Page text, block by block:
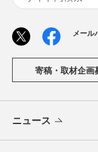
メール
寄稿・取材企画
ニュース